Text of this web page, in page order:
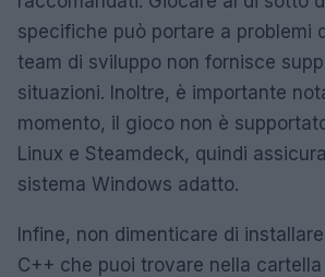
specifiche può portare a problemi
team di sviluppo non fornisce
situazioni. Inoltre, è importante
momento, il gioco non è
Linux e Steamdeck, quindi
sistema Windows adatto.
Infine, non dimenticare di
C++ che puoi trovare nella